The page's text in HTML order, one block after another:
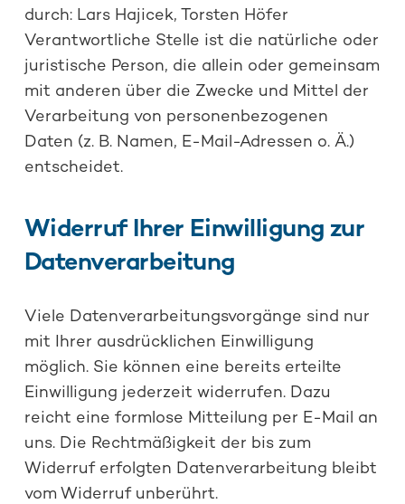
durch: Lars Hajicek, Torsten Höfer
Verantwortliche Stelle ist die natürliche oder
juristische Person, die allein oder gemeinsam
mit anderen über die Zwecke und Mittel der
Verarbeitung von personenbezogenen
Daten (z. B. Namen, E-Mail-Adressen o. Ä.)
entscheidet.
Widerruf Ihrer Einwilligung zur
Datenverarbeitung
Viele Datenverarbeitungsvorgänge sind nur
mit Ihrer ausdrücklichen Einwilligung
möglich. Sie können eine bereits erteilte
Einwilligung jederzeit widerrufen. Dazu
reicht eine formlose Mitteilung per E-Mail an
uns. Die Rechtmäßigkeit der bis zum
Widerruf erfolgten Datenverarbeitung bleibt
vom Widerruf unberührt.